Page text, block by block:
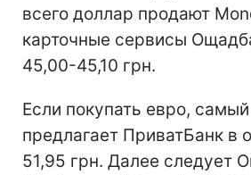
всего доллар продают
карточные сервисы
45,00-45,10 грн.
Если покупать евро,
предлагает ПриватБанк в
51,95 грн. Далее следует